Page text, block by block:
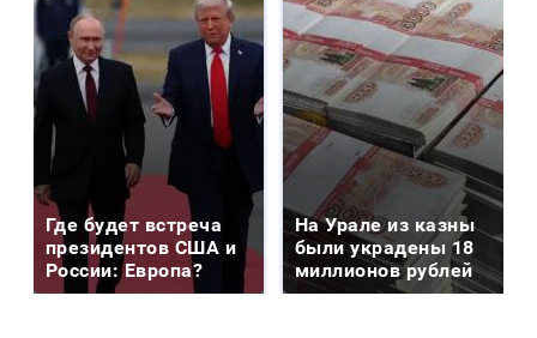
Где будет встреча
президентов США и
России: Европа?
На Урале из казны
были украдены 18
миллионов рублей